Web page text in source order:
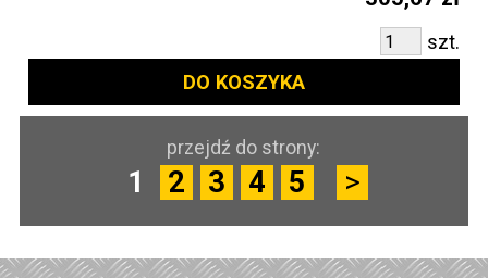
szt.
DO KOSZYKA
przejdź do strony:
1 2 3 4 5 >